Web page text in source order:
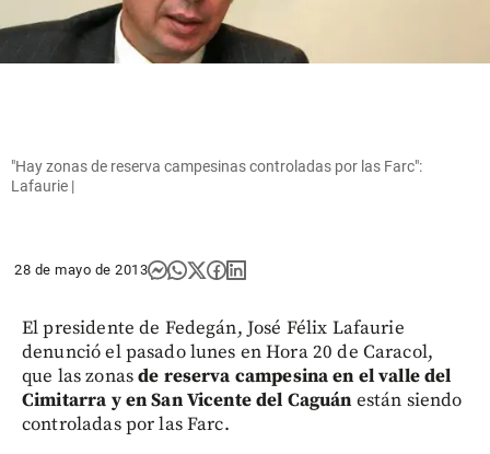
"Hay zonas de reserva campesinas controladas por las Farc":
Lafaurie |
28 de mayo de 2013
El presidente de Fedegán, José Félix Lafaurie
denunció el pasado lunes en Hora 20 de Caracol,
que las zonasde reserva campesina en el valle del
Cimitarra y en San Vicente del Caguán están siendo
controladas por las Farc.